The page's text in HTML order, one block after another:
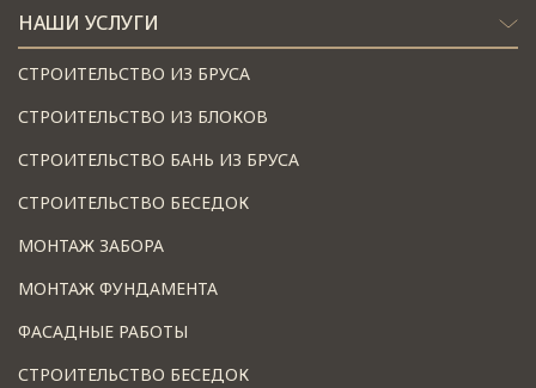
НАШИ УСЛУГИ
СТРОИТЕЛЬСТВО ИЗ БРУСА
СТРОИТЕЛЬСТВО ИЗ БЛОКОВ
СТРОИТЕЛЬСТВО БАНЬ ИЗ БРУСА
СТРОИТЕЛЬСТВО БЕСЕДОК
МОНТАЖ ЗАБОРА
МОНТАЖ ФУНДАМЕНТА
ФАСАДНЫЕ РАБОТЫ
СТРОИТЕЛЬСТВО БЕСЕДОК